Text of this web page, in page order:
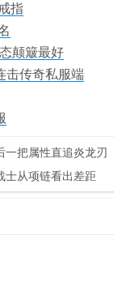
指
颠簸最好
击传奇私服端
把属性直追炎龙刃
士从项链看出差距